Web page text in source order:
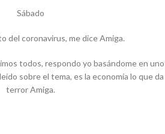
Sábado
del coronavirus, me dice Amiga.
todos, respondo yo basándome en uno
sobre el tema, es la economía lo que da
terror Amiga.